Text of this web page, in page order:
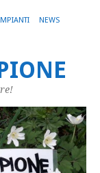
NEWS